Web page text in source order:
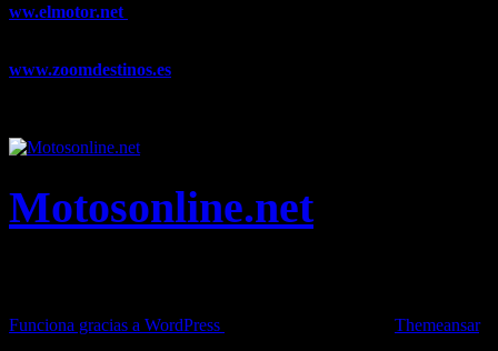
ww.elmotor.net
www.zoomdestinos.es
Motosonline.net
Funciona gracias a WordPress
Themeansar.